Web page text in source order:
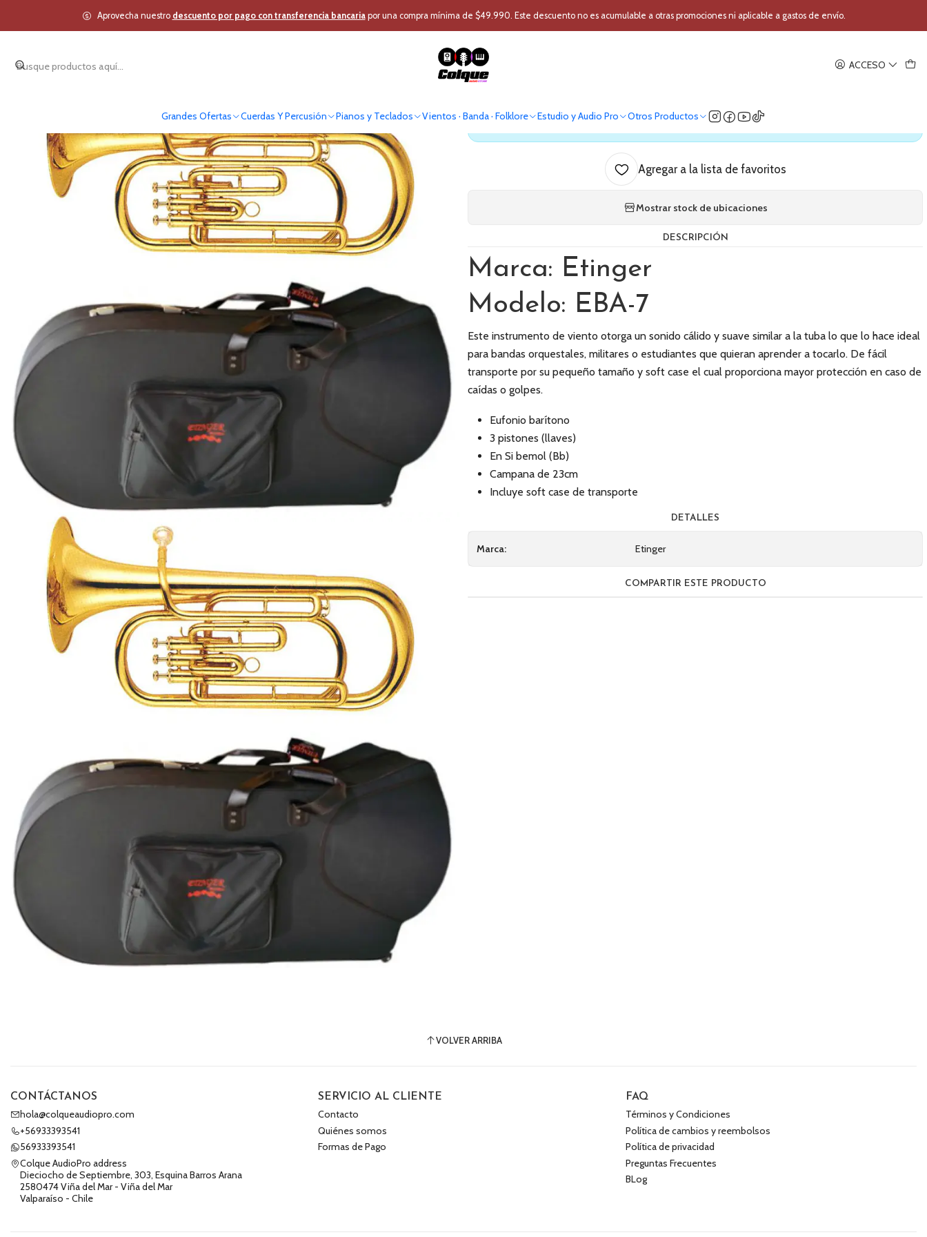
ACCESO
Grandes Ofertas Cuerdas Y Percusión Pianos y Teclados Vientos · Banda · Folklore Estudio y Audio Pro Otros Productos
Aprovecha nuestro descuento por pago con transferencia bancariapor una compra mínima de $49.990. Este descuento no es acumulable a otras promociones ni aplicable a gastos de envío.
Inicio Vientos · Banda · Folklore Instrumento Viento Eufonio Eufonio Baritono Etinger EBA-7
Eufonio Baritono Etinger EBA-7
Antes de comprar verifica nuestro stock
Agregar a la lista de favoritos
Mostrar stock de ubicaciones
DESCRIPCIÓN
Marca: Etinger
Modelo: EBA-7
Este instrumento de viento otorga un sonido cálido y suave similar a la tuba lo que lo hace ideal
para bandas orquestales, militares o estudiantes que quieran aprender a tocarlo. De fácil
transporte por su pequeño tamaño y soft case el cual proporciona mayor protección en caso de
caídas o golpes.
Eufonio barítono
3 pistones (llaves)
En Si bemol (Bb)
Campana de 23cm
Incluye soft case de transporte
DETALLES
Marca: Etinger
COMPARTIR ESTE PRODUCTO
VOLVER ARRIBA
CONTÁCTANOS
hola@colqueaudiopro.com
+56933393541
56933393541
Colque AudioPro address
Dieciocho de Septiembre, 303, Esquina Barros Arana
2580474 Viña del Mar - Viña del Mar
Valparaíso - Chile
SERVICIO AL CLIENTE
Contacto
Quiénes somos
Formas de Pago
FAQ
Términos y Condiciones
Política de cambios y reembolsos
Política de privacidad
Preguntas Frecuentes
BLog